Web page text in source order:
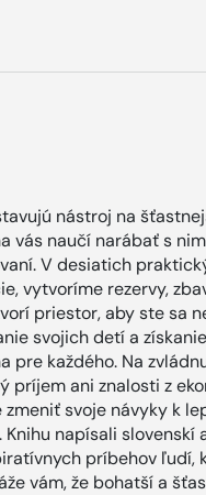
nástroj na
vás naučí narábať s
V desiatich
vytvoríme rezervy,
priestor, aby ste sa
svojich detí a
pre každého. Na
príjem ani znalosti z
svoje návyky k
Knihu napísali
príbehov ľudí,
vám, že bohatší a